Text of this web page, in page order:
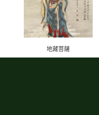
地藏菩薩